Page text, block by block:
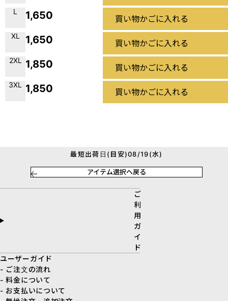
L 1,650 買い物かごに入れる
XL 1,650 買い物かごに入れる
2XL 1,850 買い物かごに入れる
3XL 1,850 買い物かごに入れる
最短出荷日(目安)08/19(水)
アイテム選択へ戻る
ご
利
用
ガ
イ
ド
ユーザーガイド
- ご注文の流れ
- 料金について
- お支払いについて